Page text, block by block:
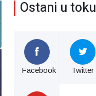
Ostani u toku
Facebook Twitter